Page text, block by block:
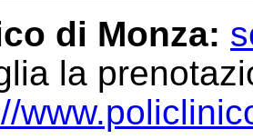
di Monza:
la